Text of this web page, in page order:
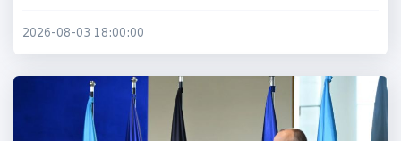
2026-08-03 18:00:00